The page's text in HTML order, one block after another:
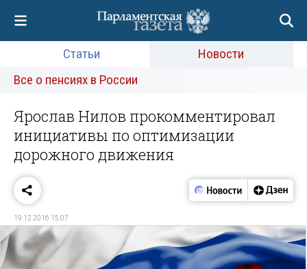
Статьи
Новости
Все о пенсиях в России
Ярослав Нилов прокомментировал
инициативы по оптимизации
дорожного движения
19.12.2016 15:07